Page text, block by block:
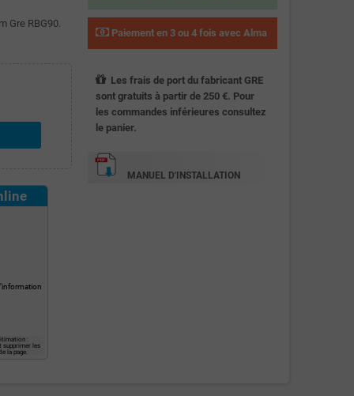
Gre RBG90.
:
supprimer les
la page.
Paiement en 3 ou 4 fois avec Alma
Les frais de port du fabricant GRE
sont gratuits à partir de 250 €. Pour
les commandes inférieures consultez
le panier.
MANUEL D'INSTALLATION